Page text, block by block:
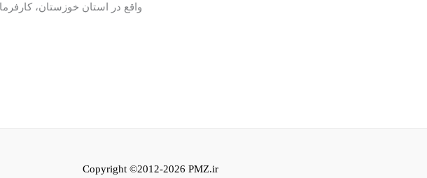
واقع در استان خوزستان،
Copyright ©2012-2026 PMZ.ir